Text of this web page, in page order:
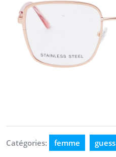
Catégories: femme guess